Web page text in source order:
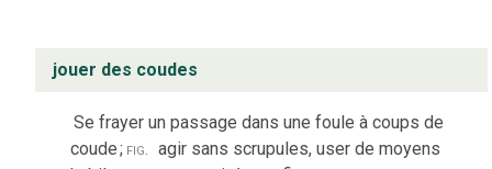
jouer des coudes
Se frayer un passage dans une foule à coups de
coude; fig.
agir sans scrupules, user de moyens